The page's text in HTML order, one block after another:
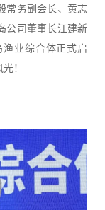
常务副会长、黄志
公司董事长江建新
业综合体正式启
！